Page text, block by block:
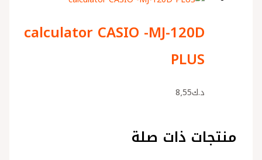
calculator CASIO -MJ-120D
PLUS
د.ك8٫55
منتجات ذات صلة